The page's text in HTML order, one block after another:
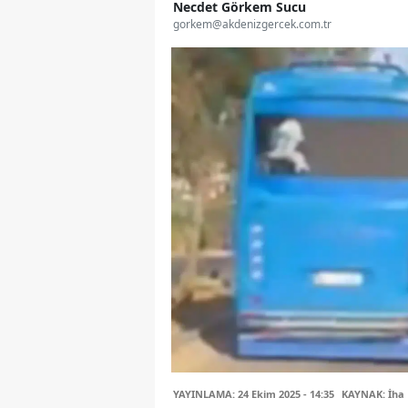
Necdet Görkem Sucu
gorkem@akdenizgercek.com.tr
YAYINLAMA: 24 Ekim 2025 - 14:35 KAYNAK: İha